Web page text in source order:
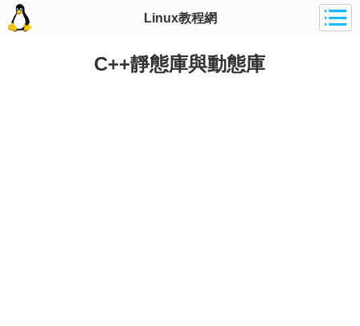
Linux教程網
C++靜態庫與動態庫